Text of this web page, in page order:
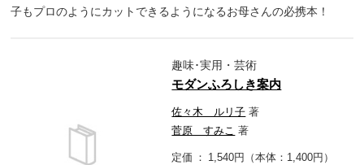
子もプロのようにカットできるようになるお母さんの必携本！
趣味･実用・芸術
モダンふろしき案内
佐々木 ルリ子 著
菅原 すみこ 著
定価
1,540円（本体：1,400円）